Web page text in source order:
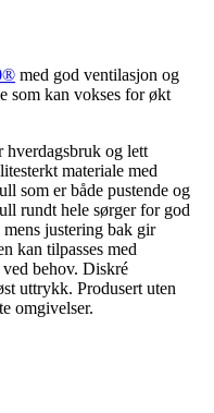
med god ventilasjon og
som kan vokses for økt
hverdagsbruk og lett
materiale med
ull som er både pustende og
ull rundt hele sørger for god
justering bak gir
kan tilpasses med
behov. Diskré
uttrykk. Produsert uten
omgivelser.